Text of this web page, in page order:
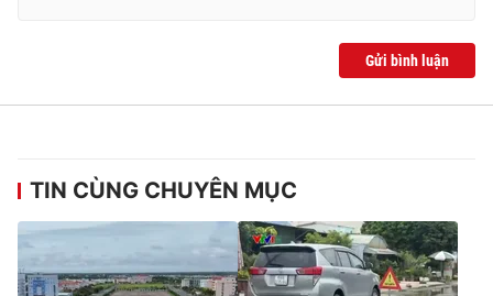
Gửi bình luận
TIN CÙNG CHUYÊN MỤC